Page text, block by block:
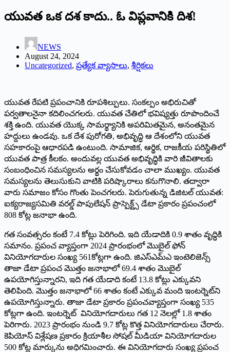
యువత ఒక దశ కాదు.. ఓ విప్లవానికి దిశ!
NEWS
August 24, 2024
Uncategorized, ప్రత్యేక వ్యాసాలు, శీర్షికలు
యువత రేపటి ప్రపంచానికి రూపశిల్పులు. సంకల్పం అభిరుచితో
పర్వతాలనైనా కదిలించగలరు. యువత చేతిలో భవిష్యత్తు రూపొందించే
శక్తి ఉంది. యువత యొక్క సామర్థ్యానికి అపరిమితమైన, అనంతమైన
హద్దులు ఉండవు. ఒక దేశ పురోగతి, అభివృద్ధి ఆ దేశంలోని యువత
సహకారంపై ఆధారపడి ఉంటుంది. సామాజిక, ఆర్థిక, రాజకీయ పరిస్థితిలో
యువత పాత్ర కీలకం. అందువల్ల యువత అభివృద్ధికి వారి జీవితాలకు
సంబంధించిన సమస్యలను అర్థం చేసుకోవడం చాలా ముఖ్యం. యువత
సమస్యలను తెలుసుకుని వాటికి పరిష్కారాలు కనుగొనాలి. తద్వారా
వారు సమాజం కోసం గొంతు పెంచగలరు. పెరుగుతున్న డిజిటల్‌ యువత:
ఐక్యరాజ్యసమితి వరల్డ్‌ పాపులేషన్‌ ప్రాస్పెక్ట్స్‌ డేటా ప్రకారం ప్రపంచంలో
808 కోట్ల జనాభా ఉంది.
గత సంవత్సరం కంటే 7.4 కోట్లు పెరిగింది. ఇది యేడాదికి 0.9 శాతం వృద్ధికి
సమానం. ప్రపంచ వ్యాప్తంగా 2024 ప్రారంభంలో మొబైల్‌ ఫోన్‌
వినియోగదారుల సంఖ్య 561కోట్లగా ఉంది. జిఎస్‌ఎమ్‌ఎ ఇంటెలిజెన్స్‌
తాజా డేటా ప్రపంచ మొత్తం జనాభాలో 69.4 శాతం మొబైల్‌
ఉపయోగిస్తున్నారని, ఇది గత యేడాది కంటే 13.8 కోట్లు ఎక్కువని
తెలిపింది. మొత్తం జనాభాలో 66 శాతం కంటే ఎక్కువ మంది ఇంటర్నెట్‌ని
ఉపయోగిస్తున్నారు. తాజా డేటా ప్రకారం ప్రపంచవ్యాప్తంగా సంఖ్య 535
కోట్లగా ఉంది. ఇంటర్నెట్‌ వినియోగదారులు గత 12 నెలల్లో 1.8 శాతం
పెరిగారు. 2023 ప్రారంభం నుండి 9.7 కోట్ల కొత్త వినియోగదారులు చేరారు.
కెపియోస్‌ విశ్లేషణ ప్రకారం క్రియాశీల సోషల్‌ మీడియా వినియోగదారుల
500 కోట్ల మార్కును అధిగమించారు. ఈ వినియోగదారు సంఖ్య ప్రపంచ